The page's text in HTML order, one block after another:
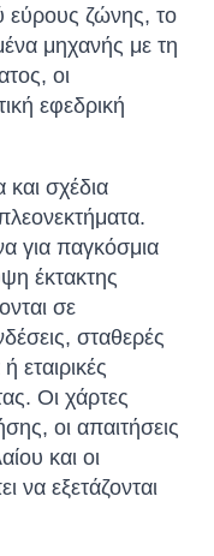
εύρους ζώνης, το
μηχανής με τη
οι
εφεδρική
και σχέδια
για παγκόσμια
έκτακτης
σε
σταθερές
εταιρικές
Οι χάρτες
οι απαιτήσεις
και οι
να εξετάζονται